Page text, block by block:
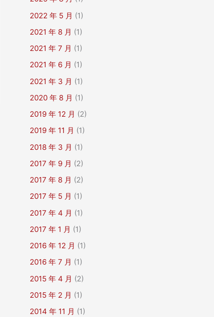
2022 年 5 月 (1)
2021 年 8 月 (1)
2021 年 7 月 (1)
2021 年 6 月 (1)
2021 年 3 月 (1)
2020 年 8 月 (1)
2019 年 12 月 (2)
2019 年 11 月 (1)
2018 年 3 月 (1)
2017 年 9 月 (2)
2017 年 8 月 (2)
2017 年 5 月 (1)
2017 年 4 月 (1)
2017 年 1 月 (1)
2016 年 12 月 (1)
2016 年 7 月 (1)
2015 年 4 月 (2)
2015 年 2 月 (1)
2014 年 11 月 (1)